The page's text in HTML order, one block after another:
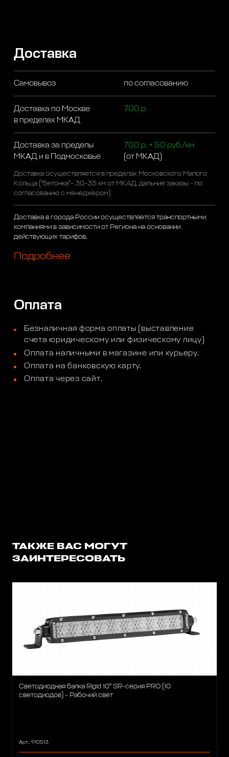
Доставка
Самовывоз по согласованию
Доставка по Москве
в пределах МКАД
700 р
Доставка за пределы
МКАД и в Подмосковье
700 р. + 50 руб./км
(от МКАД)
Доставка осуществляется в пределах Московского Малого
Кольца ("бетонка"- 30-35 км от МКАД, дальние заказы - по
согласованию с менеджером)
Доставка в города России осуществляется транспортными
компаниями в зависимости от Региона на основании
действующих тарифов.
Подробнее
Оплата
Безналичная форма оплаты (выставление
счета юридическому или физическому лицу)
Оплата наличными в магазине или курьеру.
Оплата на банковскую карту.
Оплата через сайт.
ТАКЖЕ ВАС МОГУТ
ЗАИНТЕРЕСОВАТЬ
Светодиодная балка Rigid 10" SR-серия PRO (10
светодиодов) - Рабочий свет
Арт.: 910513